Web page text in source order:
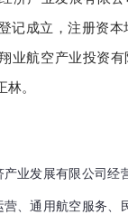
记成立，注册资本
业航空产业投资有
。
产业发展有限公司经
、通用航空服务、